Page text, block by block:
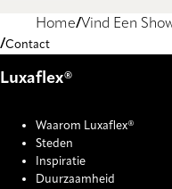
Home Vind Een
Contact
Luxaflex®
Waarom Luxaflex®
Steden
Inspiratie
Duurzaamheid